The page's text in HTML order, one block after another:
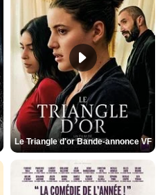
Le Triangle d'or Bande-annonce VF